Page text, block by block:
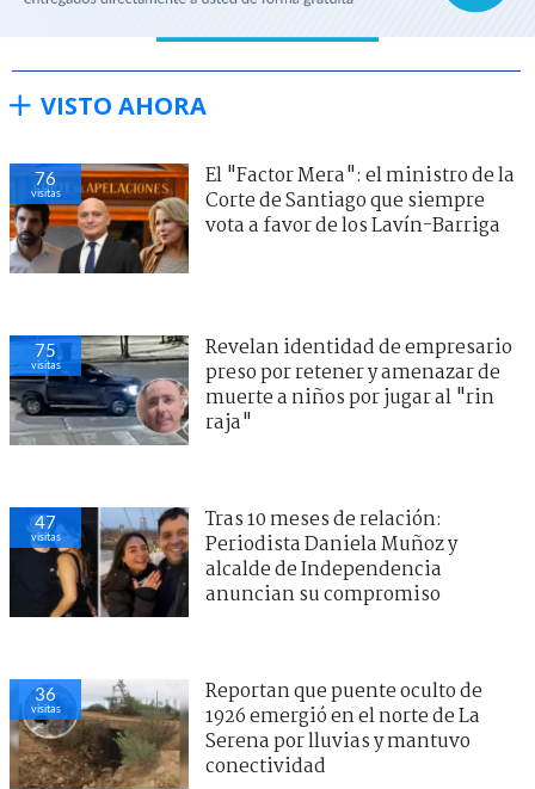
VISTO AHORA
76
visitas
El "Factor Mera": el ministro de la
Corte de Santiago que siempre
vota a favor de los Lavín-Barriga
75
visitas
Revelan identidad de empresario
preso por retener y amenazar de
muerte a niños por jugar al "rin
raja"
47
visitas
Tras 10 meses de relación:
Periodista Daniela Muñoz y
alcalde de Independencia
anuncian su compromiso
36
visitas
Reportan que puente oculto de
1926 emergió en el norte de La
Serena por lluvias y mantuvo
conectividad